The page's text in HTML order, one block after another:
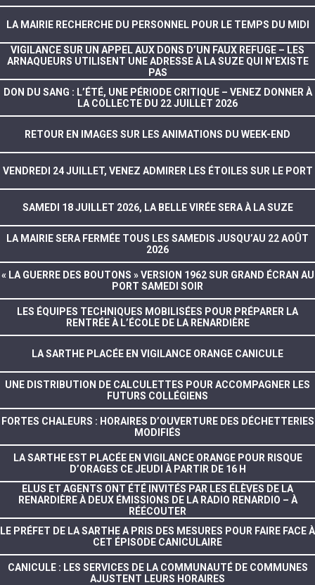
LA MAIRIE RECHERCHE DU PERSONNEL POUR LE TEMPS DU MIDI
VIGILANCE SUR UN APPEL AUX DONS D’UN FAUX REFUGE – LES
ARNAQUEURS UTILISENT UNE ADRESSE À LA SUZE QUI N’EXISTE
PAS
DON DU SANG : L’ÉTÉ, UNE PÉRIODE CRITIQUE – VENEZ DONNER À
LA COLLECTE DU 22 JUILLET 2026
RETOUR EN IMAGES SUR LES ANIMATIONS DU WEEK-END
VENDREDI 24 JUILLET, VENEZ ADMIRER LES ÉTOILES SUR LE PORT
SAMEDI 18 JUILLET 2026, LA BELLE VIRÉE SERA À LA SUZE
LA MAIRIE SERA FERMÉE TOUS LES SAMEDIS JUSQU’AU 22 AOÛT
2026
« LA GUERRE DES BOUTONS » VERSION 1962 SUR GRAND ÉCRAN AU
PORT SAMEDI SOIR
LES ÉQUIPES TECHNIQUES MOBILISÉES POUR PRÉPARER LA
RENTRÉE À L’ÉCOLE DE LA RENARDIÈRE
LA SARTHE PLACÉE EN VIGILANCE ORANGE CANICULE
UNE DISTRIBUTION DE CALCULETTES POUR ACCOMPAGNER LES
FUTURS COLLÉGIENS
FORTES CHALEURS : HORAIRES D’OUVERTURE DES DÉCHETTERIES
MODIFIÉS
LA SARTHE EST PLACÉE EN VIGILANCE ORANGE POUR RISQUE
D’ORAGES CE JEUDI À PARTIR DE 16 H
ELUS ET AGENTS ONT ÉTÉ INVITÉS PAR LES ÉLÈVES DE LA
RENARDIÈRE À DEUX ÉMISSIONS DE LA RADIO RENARDIO – À
RÉÉCOUTER
LE PRÉFET DE LA SARTHE A PRIS DES MESURES POUR FAIRE FACE À
CET ÉPISODE CANICULAIRE
CANICULE : LES SERVICES DE LA COMMUNAUTÉ DE COMMUNES
AJUSTENT LEURS HORAIRES